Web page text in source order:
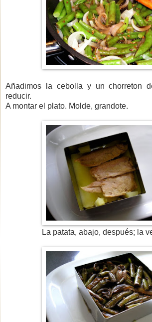
Añadimos la cebolla y un chorreton
reducir.
A montar el plato. Molde, grandote.
La patata, abajo, después; la